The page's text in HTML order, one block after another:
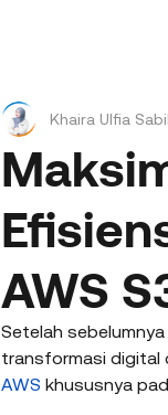
AWS
Khaira Ulfia Sabil
Setelah
transformasi digital
AWS khususnya